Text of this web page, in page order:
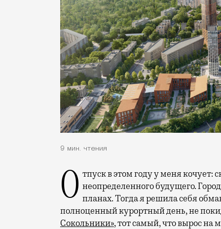
9 мин. чтения
Отпуск в этом году у меня кочует: сначала переехал на август, потом в область неопределенного будущего.
планах. Тогда я решила себя
полноценный курортный день, не
Сокольники», тот самый, что вырос на